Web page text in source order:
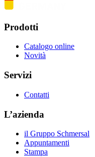
Prodotti
Catalogo online
Novità
Servizi
Contatti
L’azienda
il Gruppo Schmersal
Appuntamenti
Stampa